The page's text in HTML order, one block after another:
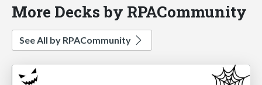
More Decks by RPACommunity
See All by RPACommunity